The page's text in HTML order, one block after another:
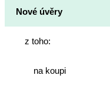
Nové úvěry
z toho:
na koupi